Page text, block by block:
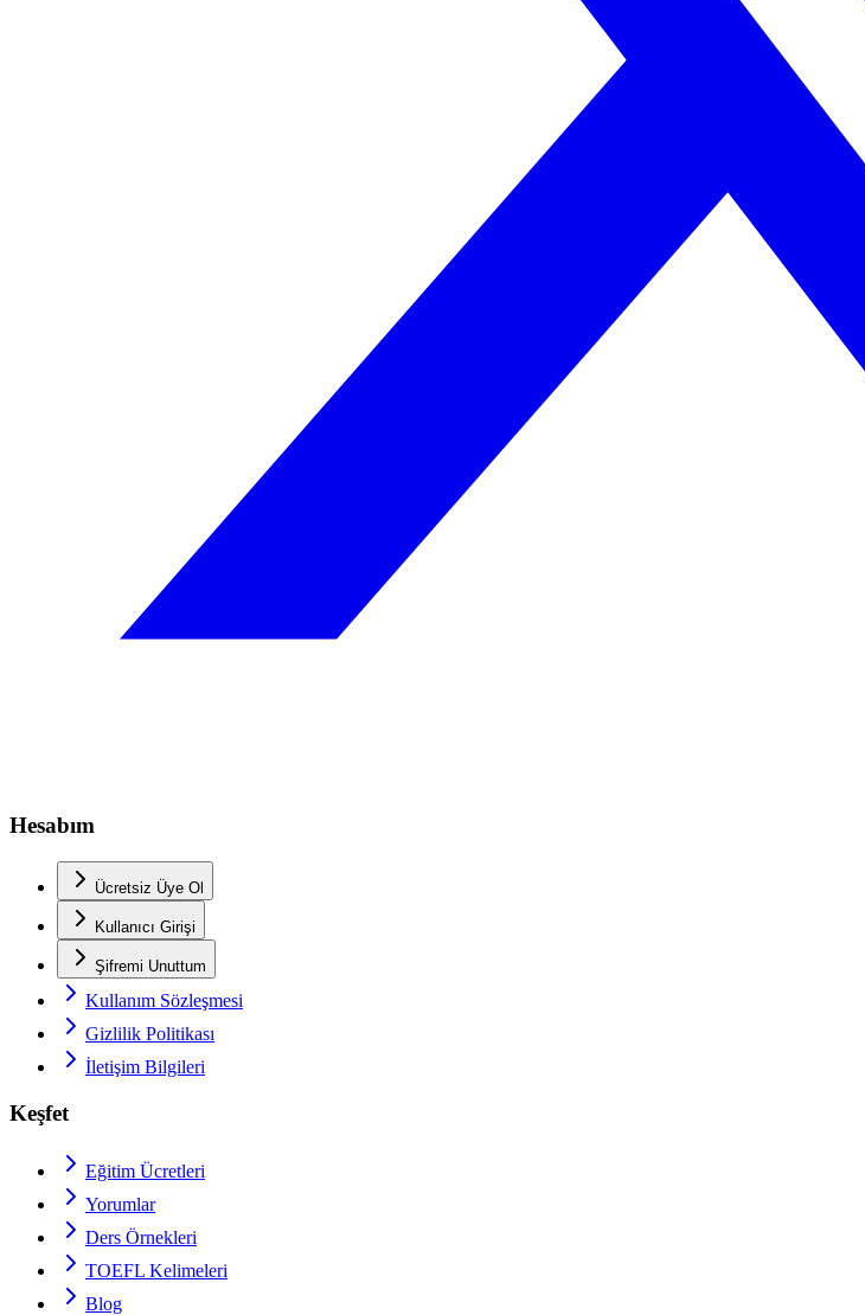
Hesabım
Ücretsiz Üye Ol
Kullanıcı Girişi
Şifremi Unuttum
Kullanım Sözleşmesi
Gizlilik Politikası
İletişim Bilgileri
Keşfet
Eğitim Ücretleri
Yorumlar
Ders Örnekleri
TOEFL Kelimeleri
Blog